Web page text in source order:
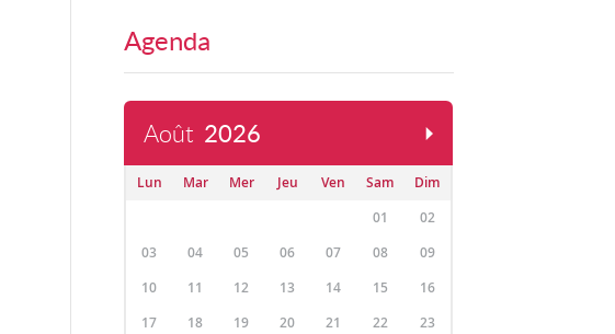
Agenda
Août 2026
Lun Mar Mer Jeu Ven Sam
Dim
01
02
03
04 05 06 07 08
09
10
11 12 13 14 15
16
17
18 19 20 21 22
23